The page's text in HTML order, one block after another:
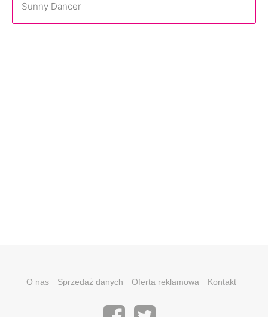
Sunny Dancer
O nas Sprzedaż danych Oferta reklamowa Kontakt